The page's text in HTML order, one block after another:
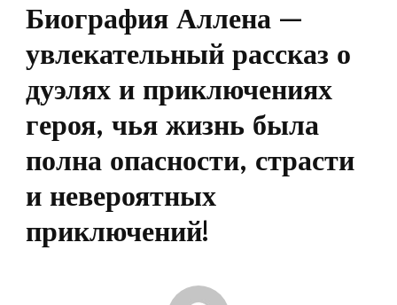
Биография Аллена —
увлекательный рассказ о
дуэлях и приключениях
героя, чья жизнь была
полна опасности, страсти
и невероятных
приключений!